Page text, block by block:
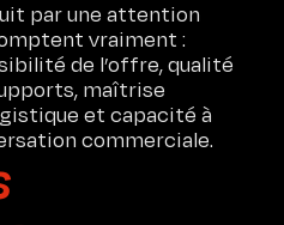
par une attention
vraiment :
de l’offre, qualité
maîtrise
et capacité à
commerciale.